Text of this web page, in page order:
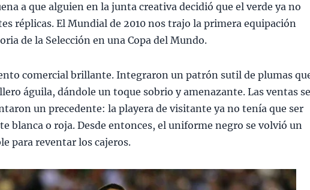
a que alguien en la junta creativa decidió que el verde ya no
réplicas. El Mundial de 2010 nos trajo la primera equipación
de la Selección en una Copa del Mundo.
comercial brillante. Integraron un patrón sutil de plumas
águila, dándole un toque sobrio y amenazante. Las ventas se
un precedente: la playera de visitante ya no tenía que ser
blanca o roja. Desde entonces, el uniforme negro se volvió un
para reventar los cajeros.